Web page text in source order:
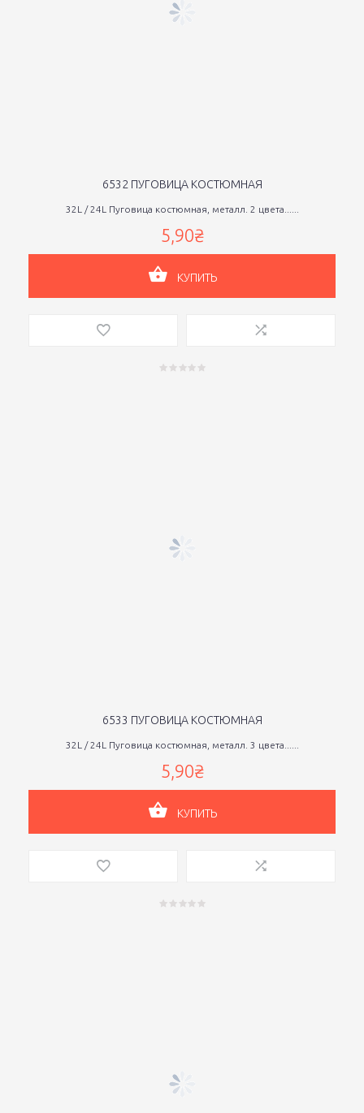
6532 ПУГОВИЦА КОСТЮМНАЯ
32L / 24L Пуговица костюмная, металл. 2 цвета......
5,90₴
КУПИТЬ
6533 ПУГОВИЦА КОСТЮМНАЯ
32L / 24L Пуговица костюмная, металл. 3 цвета......
5,90₴
КУПИТЬ